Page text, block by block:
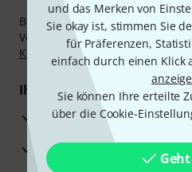
und das Merken von
Sie okay ist, stimmen Sie
für Präferenzen,
einfach durch einen Klick
Sie können Ihre erteilte
über die Cookie-
Bezahlen Sie vertraulich und
Vorkasse, PayPal, Amazon Pay,
Klarna Ratenzahlungoder
Ihre Vorteile
3 Jahre Thomann Garantie
30 Tage Money-Back-